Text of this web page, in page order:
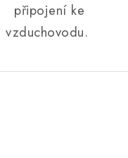
připojení ke
vzduchovodu.